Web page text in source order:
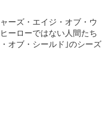
ーズ・エイジ・オブ・ウ
ーローではない人間たち
オブ・シールド｣のシーズ